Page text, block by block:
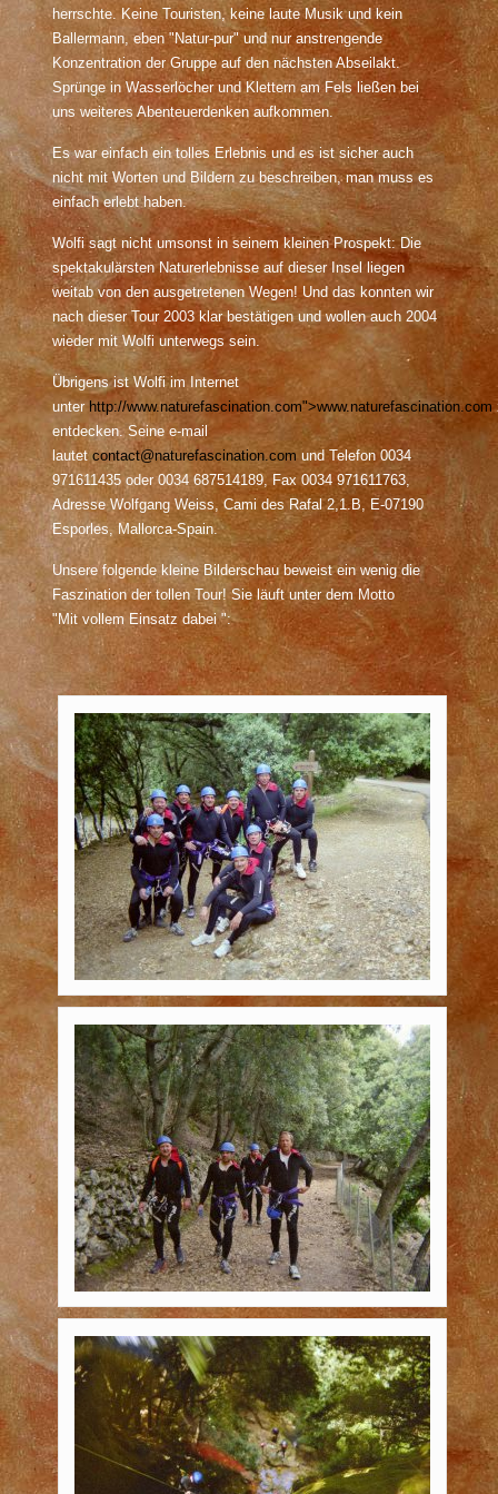
herrschte. Keine Touristen, keine laute Musik und kein
Ballermann, eben "Natur-pur" und nur anstrengende
Konzentration der Gruppe auf den nächsten Abseilakt.
Sprünge in Wasserlöcher und Klettern am Fels ließen bei
uns weiteres Abenteuerdenken aufkommen.
Es war einfach ein tolles Erlebnis und es ist sicher auch
nicht mit Worten und Bildern zu beschreiben, man muss es
einfach erlebt haben.
Wolfi sagt nicht umsonst in seinem kleinen Prospekt: Die
spektakulärsten Naturerlebnisse auf dieser Insel liegen
weitab von den ausgetretenen Wegen! Und das konnten wir
nach dieser Tour 2003 klar bestätigen und wollen auch 2004
wieder mit Wolfi unterwegs sein.
Übrigens ist Wolfi im Internet
unter http://www.naturefascination.com">www.naturefascination.com
entdecken. Seine e-mail
lautet contact@naturefascination.com und Telefon 0034
971611435 oder 0034 687514189, Fax 0034 971611763,
Adresse Wolfgang Weiss, Cami des Rafal 2,1.B, E-07190
Esporles, Mallorca-Spain.
Unsere folgende kleine Bilderschau beweist ein wenig die
Faszination der tollen Tour! Sie läuft unter dem Motto
"Mit vollem Einsatz dabei ":